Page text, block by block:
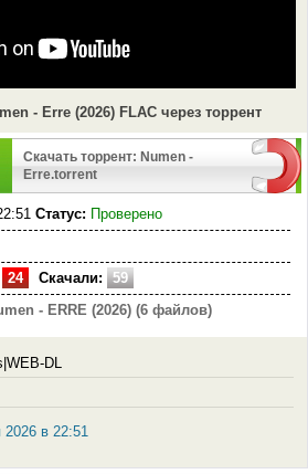
- Erre (2026) FLAC через торрент
Скачать торрент: Numen -
Erre.torrent
Статус: Проверено
24 Скачали:
59
- ERRE (2026) (6 файлов)
DL
в 22:51